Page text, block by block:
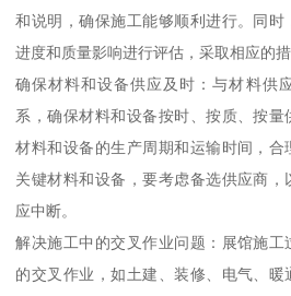
和说明，确保施工能够顺利进行。同
进度和质量影响进行评估，采取相应的措
确保材料和设备供应及时：与材料供
系，确保材料和设备按时、按质、按
材料和设备的生产周期和运输时间，
关键材料和设备，要考虑备选供应商
应中断。
解决施工中的交叉作业问题：展馆施
的交叉作业，如土建、装修、电气、